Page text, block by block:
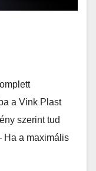
a Vink Plast
szerint tud
Ha a maximális